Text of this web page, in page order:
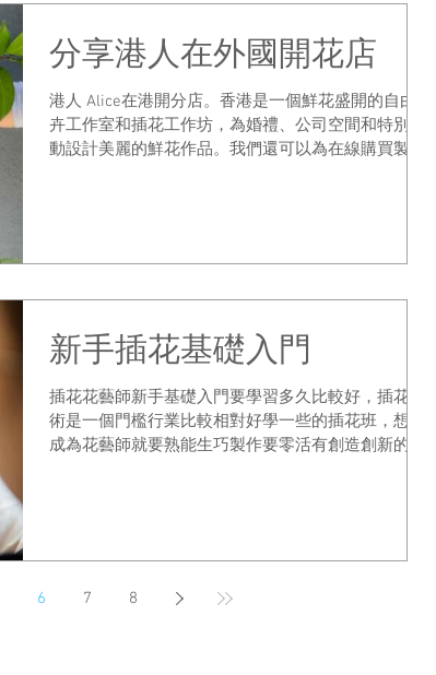
分享港人在外國開花店
港人 Alice在港開分店。香港是一個鮮花盛開的自由花
卉工作室和插花工作坊，為婚禮、公司空間和特別活
動設計美麗的鮮花作品。我們還可以為在線購買製作
新手插花基礎入門
插花花藝師新手基礎入門要學習多久比較好，插花藝
術是一個門檻行業比較相對好學一些的插花班，想要
成為花藝師就要熟能生巧製作要零活有創造創新的思
6 7 8